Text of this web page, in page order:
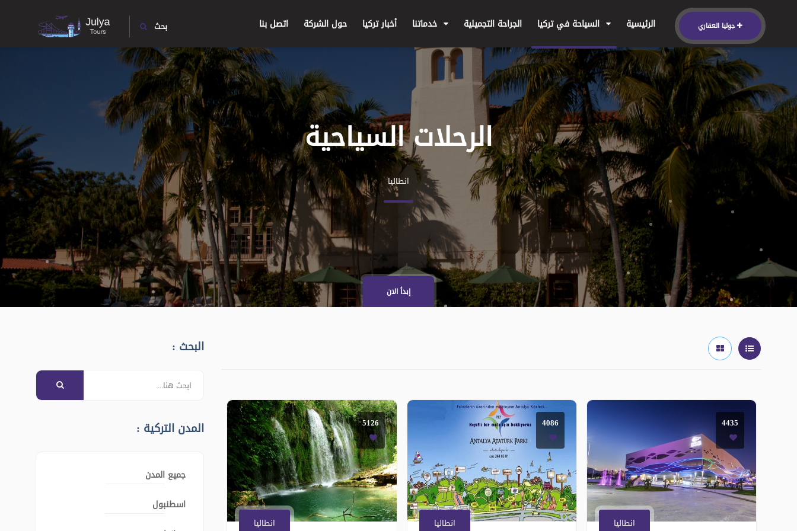
بحث جوليا العقاري الرئيسية الجراحة التجميلية أخبار تركيا حول الشركة اتصل بنا
الرحلات السياحية
انطاليا
إبدأ الان
4435
انطاليا
4086
انطاليا
5126
انطاليا
البحث :
المدن التركية :
جميع المدن
اسطنبول